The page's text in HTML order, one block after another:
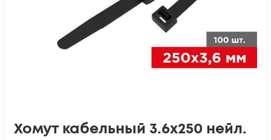
Хомут кабельный 3.6х250 нейл.